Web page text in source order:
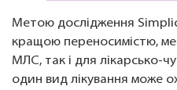
Метою дослідження
кращою переносимістю,
МЛС, так і для лікарсько-
один вид лікування може